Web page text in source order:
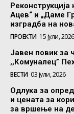
Ацев“ и „Даме
изградба на
ПРОЕКТИ 15 јули, 2026
Јавен повик за
,,Комуналец”
ВЕСТИ 03 јули, 2026
Одлука за
и цената за
за вршење на